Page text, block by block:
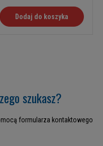
Dodaj do koszyka
szukasz?
formularza kontaktowego